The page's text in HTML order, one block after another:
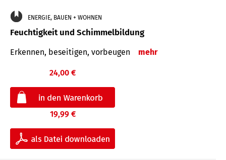
ENERGIE, BAUEN + WOHNEN
Feuchtigkeit und Schimmelbildung
Erkennen, beseitigen, vorbeugen mehr
24,00 €
19,99 €